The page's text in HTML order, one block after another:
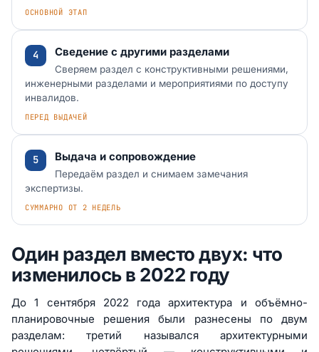
ОСНОВНОЙ ЭТАП
Сведение с другими разделами
Сверяем раздел с конструктивными решениями,
инженерными разделами и мероприятиями по доступу
инвалидов.
ПЕРЕД ВЫДАЧЕЙ
Выдача и сопровождение
Передаём раздел и снимаем замечания
экспертизы.
СУММАРНО ОТ 2 НЕДЕЛЬ
Один раздел вместо двух: что
изменилось в 2022 году
До 1 сентября 2022 года архитектура и объёмно-
планировочные решения были разнесены по двум
разделам: третий назывался архитектурными